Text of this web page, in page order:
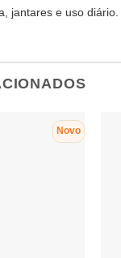
jantares e uso diário.
Novo